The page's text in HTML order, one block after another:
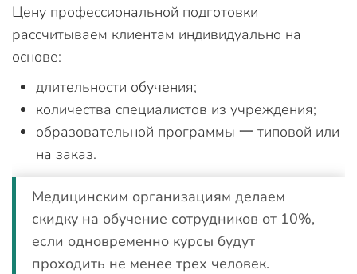
Цену профессиональной подготовки
рассчитываем клиентам индивидуально на
основе:
длительности обучения;
количества специалистов из учреждения;
образовательной программы 一 типовой или
на заказ.
Медицинским организациям делаем
скидку на обучение сотрудников от 10%,
если одновременно курсы будут
проходить не менее трех человек.